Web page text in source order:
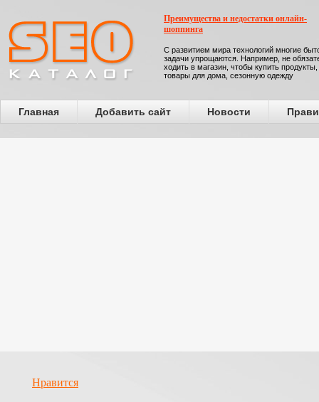
Преимущества и недостатки онлайн-
шоппинга
С развитием мира технологий многие
задачи упрощаются. Например, не
ходить в магазин, чтобы купить продукты,
товары для дома, сезонную одежду
Главная Добавить сайт Новости
Нравится